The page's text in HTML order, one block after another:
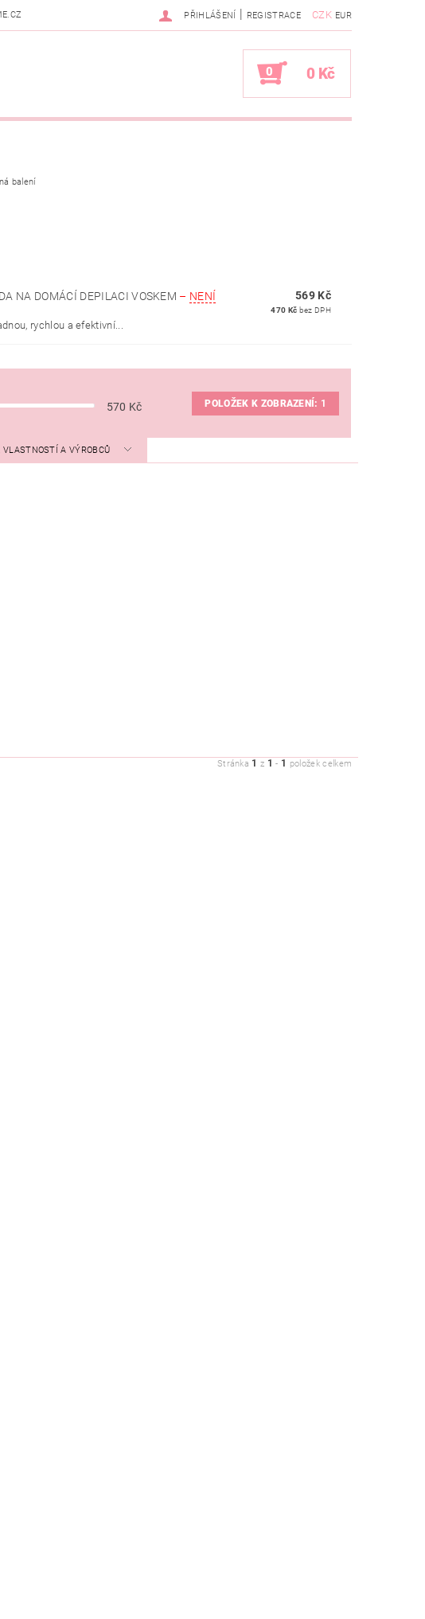
CZK EUR
PŘIHLÁŠENÍ | REGISTRACE
0 0 Kč
balení
NA DOMÁCÍ DEPILACI VOSKEM – NENÍ
rychlou a efektivní...
569 Kč
470 Kč bez DPH
570 Kč POLOŽEK K ZOBRAZENÍ: 1
VLASTNOSTÍ A VÝROBCŮ
Stránka 1 z 1 - 1 položek celkem